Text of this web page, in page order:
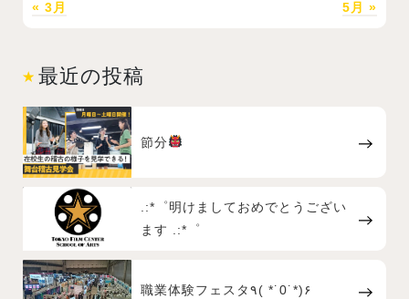
« 3月 5月 »
最近の投稿
節分
.:*゜明けましておめでとうござい
ます .:*゜
職業体験フェスタ٩( *˙0˙*)۶